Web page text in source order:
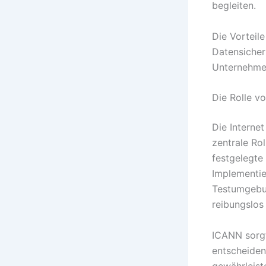
begleiten.
Die
Die Rolle
Die
zentrale
festgelegte
ICANN